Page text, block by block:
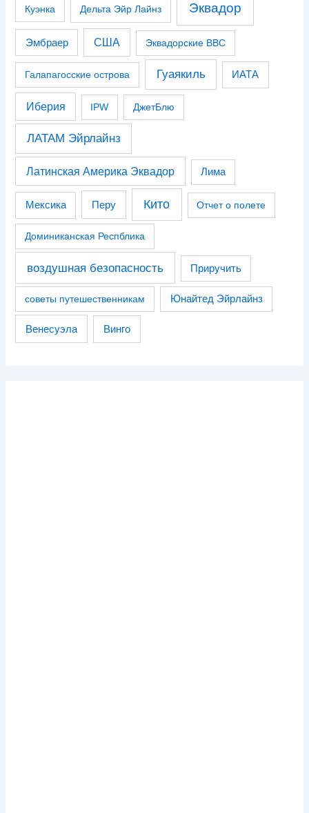
Куэнка Дельта Эйр Лайнз Эквадор
Эмбраер США Эквадорские ВВС
Галапагосские острова Гуаякиль ИАТА
Иберия IPW ДжетБлю
ЛАТАМ Эйрлайнз
Латинская Америка Эквадор Лима
Мексика Перу Кито Отчет о полете
Доминиканская Респблика
воздушная безопасность Приручить
советы путешественникам Юнайтед Эйрлайнз
Венесуэла Винго